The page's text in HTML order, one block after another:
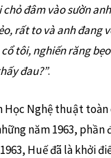
đâm vào sườn
rất to và anh đang
tôi, nghiến răng
đau?”.
Nghệ thuật toàn
năm 1963, phần
Huế đã là khởi